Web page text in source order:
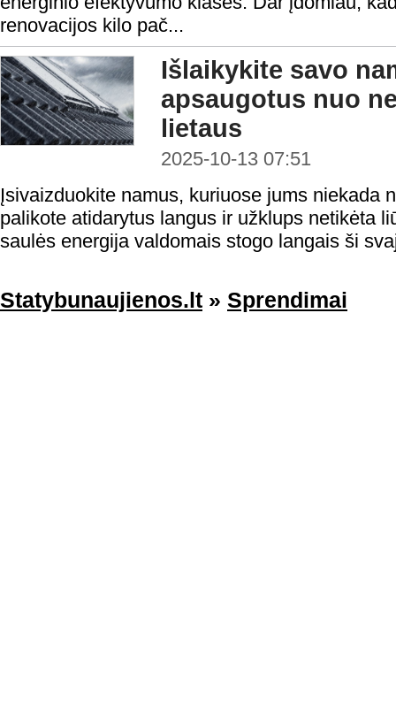
renovacijos kilo pač...
Išlaikykite savo
apsaugotus nuo
lietaus
2025-10-13 07:51
Įsivaizduokite namus, kuriuose jums niekada
palikote atidarytus langus ir užklups netikėta
saulės energija valdomais stogo langais ši
Statybunaujienos.lt » Sprendimai